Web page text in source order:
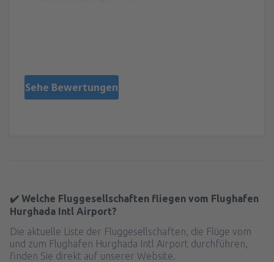
Sehe Bewertungen
✔️ Welche Fluggesellschaften fliegen vom Flughafen
Hurghada Intl Airport?
Die aktuelle Liste der Fluggesellschaften, die Flüge vom
und zum Flughafen Hurghada Intl Airport durchführen,
finden Sie direkt auf unserer Website.